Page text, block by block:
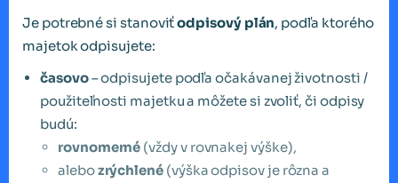
Je potrebné si stanoviťodpisový plán, podľa ktorého
majetok odpisujete:
časovo– odpisujete podľa očakávanej životnosti /
použiteľnosti majetku a môžete si zvoliť, či odpisy
budú:
rovnomerné (vždy v rovnakej výške),
alebozrýchlené(výška odpisov je rôzna a